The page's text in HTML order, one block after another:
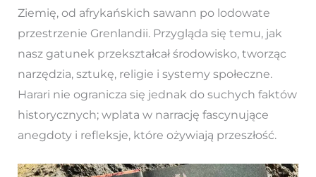
Ziemię, od afrykańskich sawann po lodowate
przestrzenie Grenlandii. Przygląda się temu, jak
nasz gatunek przekształcał środowisko, tworząc
narzędzia, sztukę, religie i systemy społeczne.
Harari nie ogranicza się jednak do suchych faktów
historycznych; wplata w narrację fascynujące
anegdoty i refleksje, które ożywiają przeszłość.